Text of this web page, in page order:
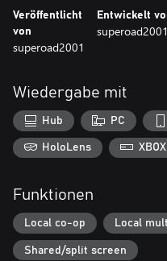
Veröffentlicht
von
superoad2001
Entwickelt
superoad2001
Wiedergabe mit
Hub PC
HoloLens
Funktionen
Local co-op Local
Shared/split screen